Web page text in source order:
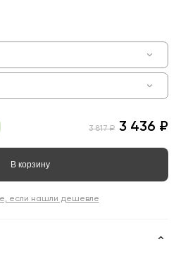
3 817 ₽ 3 436 ₽
В корзину
если нашли дешевле